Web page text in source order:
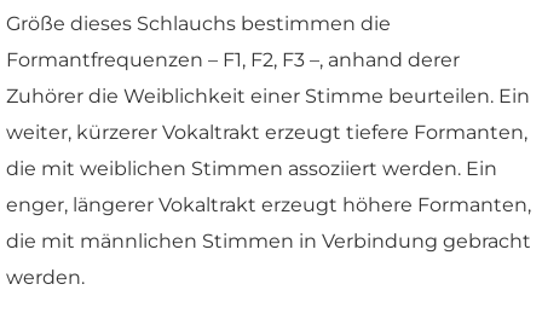
Größe dieses Schlauchs bestimmen die
Formantfrequenzen – F1, F2, F3 –, anhand derer
Zuhörer die Weiblichkeit einer Stimme beurteilen. Ein
weiter, kürzerer Vokaltrakt erzeugt tiefere Formanten,
die mit weiblichen Stimmen assoziiert werden. Ein
enger, längerer Vokaltrakt erzeugt höhere Formanten,
die mit männlichen Stimmen in Verbindung gebracht
werden.